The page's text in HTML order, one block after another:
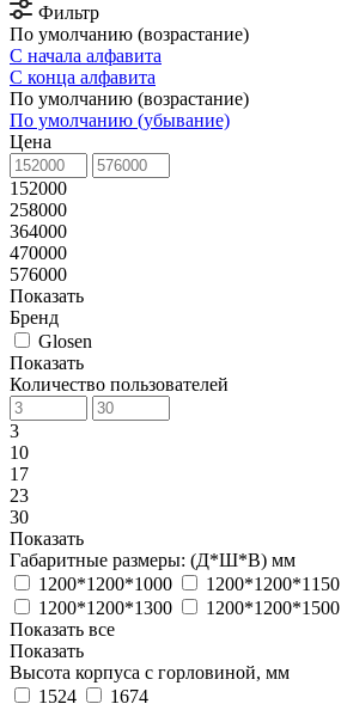
Фильтр
По умолчанию (возрастание)
С начала алфавита
С конца алфавита
По умолчанию (возрастание)
По умолчанию (убывание)
Цена
152000
258000
364000
470000
576000
Показать
Бренд
Glosen
Показать
Количество пользователей
3
10
17
23
30
Показать
Габаритные размеры: (Д*Ш*В) мм
1200*1200*1000
1200*1200*1150
1200*1200*1300
1200*1200*1500
Показать все
Показать
Высота корпуса с горловиной, мм
1524
1674